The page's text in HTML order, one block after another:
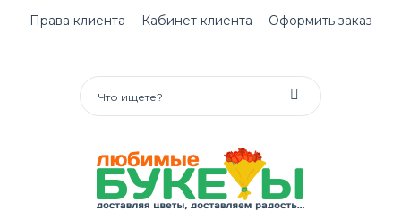
Права клиента Кабинет клиента Оформить заказ